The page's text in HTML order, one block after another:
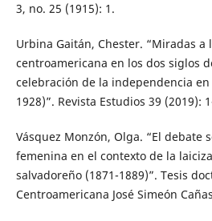
3, no. 25 (1915): 1.
Urbina Gaitán, Chester. “Miradas a
centroamericana en los dos siglos
celebración de la independencia
1928)”. Revista Estudios 39 (2019):
Vásquez Monzón, Olga. “El debate
femenina en el contexto de la
salvadoreño (1871-1889)”. Tesis
Centroamericana José Simeón